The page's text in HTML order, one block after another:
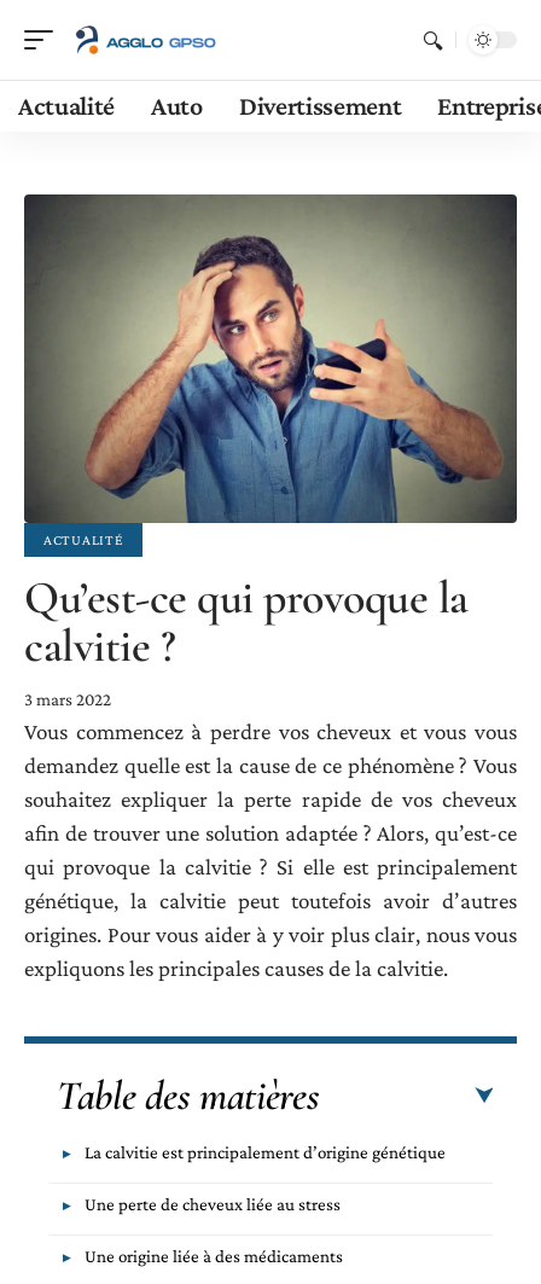
Actualité Auto Divertissement
ACTUALITÉ
Qu’est-ce qui provoque la
calvitie ?
3 mars 2022
Vous commencez à perdre vos cheveux et vous vous
demandez quelle est la cause de ce phénomène ? Vous
souhaitez expliquer la perte rapide de vos cheveux
afin de trouver une solution adaptée ? Alors, qu’est-ce
qui provoque la calvitie ? Si elle est principalement
génétique, la calvitie peut toutefois avoir d’autres
origines. Pour vous aider à y voir plus clair, nous vous
expliquons les principales causes de la calvitie.
Table des matières
La calvitie est principalement d’origine génétique
Une perte de cheveux liée au stress
Une origine liée à des médicaments